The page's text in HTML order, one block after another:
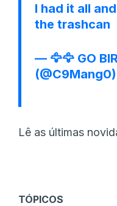
I had it all
the trashcan
— 🦅🦅 GO
(@C9Mang0)
Lê as últimas
TÓPICOS